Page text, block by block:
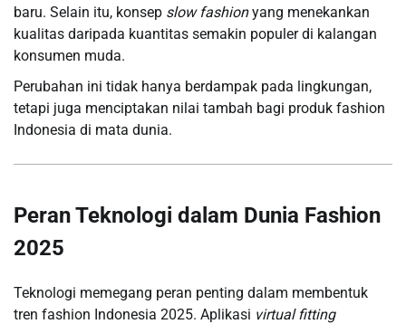
baru. Selain itu, konsep slow fashionyang menekankan
kualitas daripada kuantitas semakin populer di kalangan
konsumen muda.
Perubahan ini tidak hanya berdampak pada lingkungan,
tetapi juga menciptakan nilai tambah bagi produk fashion
Indonesia di mata dunia.
Peran Teknologi dalam Dunia Fashion
2025
Teknologi memegang peran penting dalam membentuk
tren fashion Indonesia 2025. Aplikasi virtual fitting